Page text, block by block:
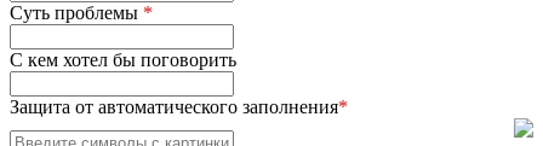
Суть проблемы *
С кем хотел бы поговорить
Защита от автоматического заполнения*